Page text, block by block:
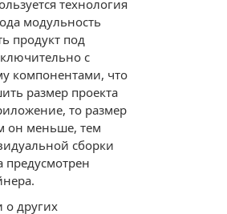
технология
модульность
продукт под
с
компонентами, что
размер проекта
то размер
он меньше, тем
сборки
о других